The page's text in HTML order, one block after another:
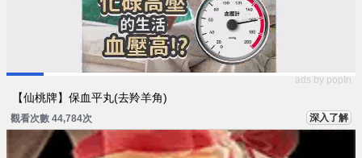
ads by popIn
【仙桃牌】保血平丸(去羚羊角)
觀看次數 44,784次 深入了解